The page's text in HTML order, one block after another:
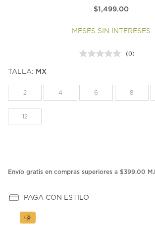
$1,499.00
MESES SIN INTERESES
Sin
la
misma
(0)
TALLA: MX
2 4 6 8
12
Envío gratis en compras superiores a $399.00
PAGA CON ESTILO